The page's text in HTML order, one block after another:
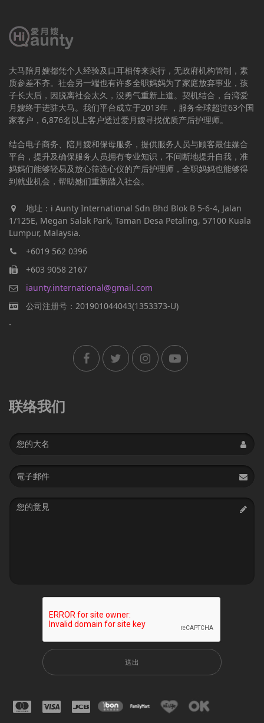
大马陪月嫂都凭个人经验及口耳相传来实行，无政府机构管制，素
质参差不齐。社会另一端也有许多全职妈妈为了家庭放弃事业，孩
子长大后，因脱离社会太久，没勇气重新上道。契机结合，台湾爱
月嫂终于进驻大马。我们平台成立于2013年 ，服务全球超过63个国
家客户，6,876名以上客户透过爱月嫂寻找优质产后护理师。
结合电子商务、陪月嫂和保母服务，提供服务人员与顾客最佳媒合
平台，提升及确保服务人员拥有专业知识，不间断地提升自我，准
妈妈们能够轻易及放心筛选心仪的产后护理师，全职妈妈也能够得
到就业机会，帮助她们重新踏入社会。
地址：i Aunty International Sdn Bhd Blok B 5-6-4, Jalan
1/125E, Megan Salak Park, Taman Desa Petaling, 57100 Kuala
Lumpur, Malaysia.
+6019 562 0396
+603 9058 2167
iaunty.international@gmail.com
公司注册号：201901044043(1353373-U)
-
联络我们
Name
Email
address
Message
送出